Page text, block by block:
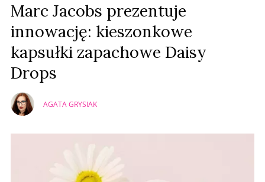
Marc Jacobs prezentuje
innowację: kieszonkowe
kapsułki zapachowe Daisy
Drops
AGATA GRYSIAK